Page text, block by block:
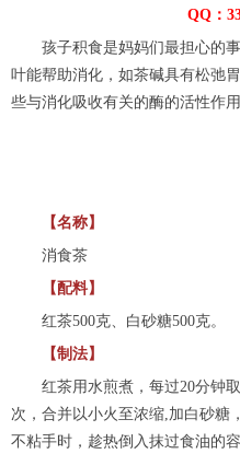
QQ：
孩子积食是妈妈们最担心的事
叶能帮助消化，如茶碱具有松弛
些与消化吸收有关的酶的活性作用
【名称】
消食茶
【配料】
红茶500克、白砂糖500克。
【制法】
红茶用水煎煮，每过20分钟取
次，合并以小火至浓缩,加白砂糖
不粘手时，趁热倒入抹过食油的